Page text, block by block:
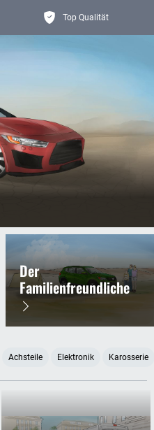
Hohe Kundenzufriedenheit
Der
Familienfreundliche
Achsteile Elektronik Karosserie